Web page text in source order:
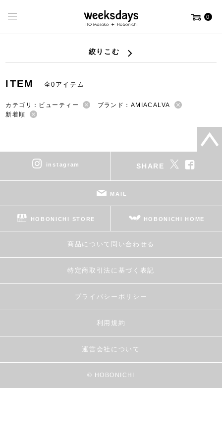
0
絞りこむ
ITEM 全0アイテム
カテゴリ：ビューティー
ブランド：AMIACALVA
新着順
instagram SHARE
MAIL
HOBONICHI STORE HOBONICHI HOME
商品について問い合わせる
特定商取引法に基づく表記
プライバシーポリシー
利用規約
運営会社について
© HOBONICHI